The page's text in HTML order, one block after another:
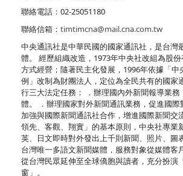
聯絡電話：02-25051180
聯絡信箱： timtimcna@mail.cna.com.tw
中央通訊社是中華民國的國家通訊社，是台灣
體。 經歷組織改造，1973年中央社改組為股
方式經營；隨著民主化發展，1996年依據「中
例」改制為財團法人，定位為全民共有的國家
行三大法定任務： ．辦理國內外新聞報導業
體。 ．辦理國家對外新聞通訊業務，促進國際
加強與國際新聞通訊社合作，增進國際新聞交
領先、客觀、翔實」的基本原則，中央社專業
英、日文即時對外發出上千則新聞、照片、圖
台灣唯一多語文新聞媒體，服務對象從媒體客
從台灣民眾延伸至全球僑胞與讀者，充分扮演
窗」。